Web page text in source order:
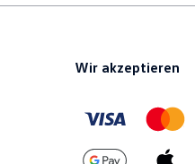
Wir akzeptieren